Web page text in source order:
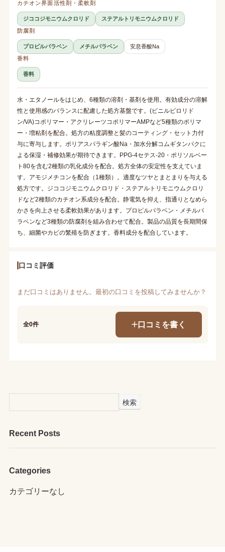
カチオン界面活性剤・柔軟剤
ジココジモニウムクロリド
ステアルトリモニウムクロリド
防腐剤
プロピルパラベン メチルパラベン
安息香酸Na
香料
香料
水・エタノールをはじめ、6種類の溶剤・基剤を使用。有効成分の溶解
性と使用感のバランスに配慮した処方基盤です。(ビニルピロリド
ン/VA)コポリマー・アクリレーツコポリマーAMPなど5種類のポリマ
ー・増粘剤を配合。処方の粘度調整と髪のコーティング・セット力付
与に寄与します。ポリアスパラギン酸Na・加水分解コムギタンパクに
よる保湿・補修効果が期待できます。PPG-4セテス-20・ポリソルベー
ト80を含む2種類の乳化成分を配合。処方全体の安定性を支えていま
す。アモジメチコンを配合（1種類）。適度なツヤとまとまりを与える
処方です。ジココジモニウムクロリド・ステアルトリモニウムクロリ
ドなど2種類のカチオン系成分を配合。静電気を抑え、指通りとなめら
かさを向上させる柔軟効果があります。プロピルパラベン・メチルパ
ラベンなど3種類の防腐剤を組み合わせて配合。製品の品質を長期間保
ち、細菌やカビの繁殖を防ぎます。香料成分を配合しています。
口コミ評価
まだ口コミはありません。最初の口コミを投稿してみませんか？
全0件 口コミを書く
検索
Recent Posts
Categories
カテゴリーなし